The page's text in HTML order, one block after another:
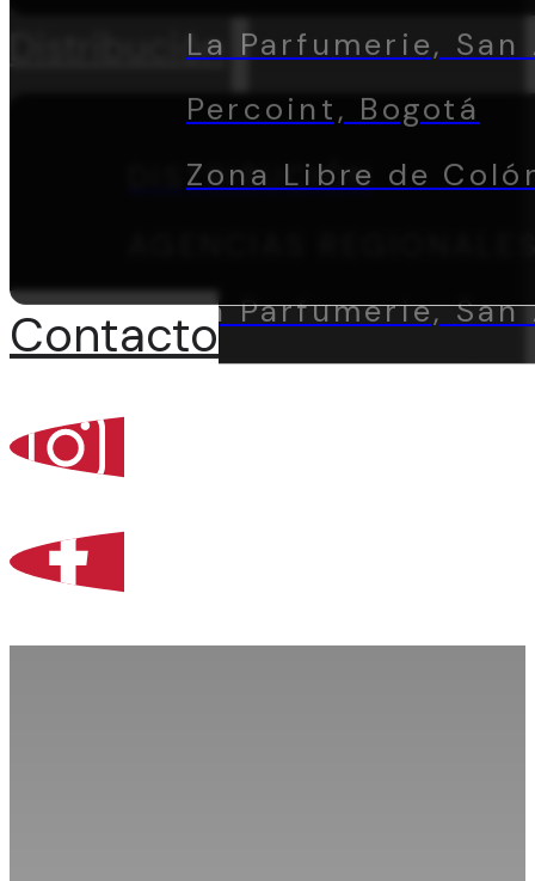
Distribución
DISTRIBUCIÓN
La Parfumerie,
Percoint, Bogotá
Contacto
La Parfumerie,
Percoint, Bogotá
Zona Libre de
Contacto